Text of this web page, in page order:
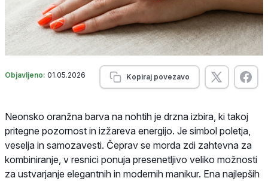
Objavljeno: 01.05.2026 Kopiraj povezavo
Neonsko oranžna barva na nohtih je drzna izbira, ki takoj
pritegne pozornost in izžareva energijo. Je simbol poletja,
veselja in samozavesti. Čeprav se morda zdi zahtevna za
kombiniranje, v resnici ponuja presenetljivo veliko možnosti
za ustvarjanje elegantnih in modernih manikur. Ena najlepših